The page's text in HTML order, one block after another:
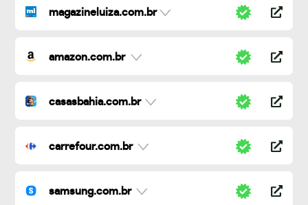
magazineluiza.com.br
amazon.com.br
casasbahia.com.br
carrefour.com.br
samsung.com.br